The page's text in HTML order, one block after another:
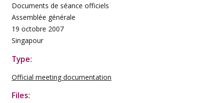
Documents de séance officiels
Assemblée générale
19 octobre 2007
Singapour
Type:
Official meeting documentation
Files: